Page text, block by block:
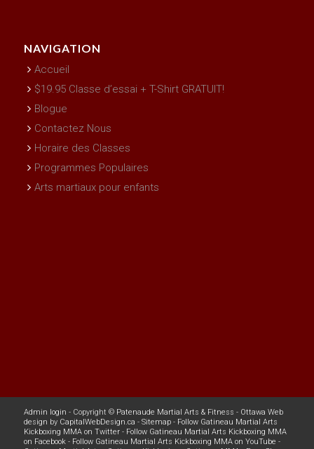
NAVIGATION
Accueil
$19.95 Classe d’essai + T-Shirt GRATUIT!
Blogue
Contactez Nous
Horaire des Classes
Programmes Populaires
Arts martiaux pour enfants
Admin login - Copyright © Patenaude Martial Arts & Fitness - Ottawa Web
design by CapitalWebDesign.ca - Sitemap- Follow Gatineau Martial Arts
Kickboxing MMA on Twitter- Follow Gatineau Martial Arts Kickboxing MMA
on Facebook- Follow Gatineau Martial Arts Kickboxing MMA on YouTube -